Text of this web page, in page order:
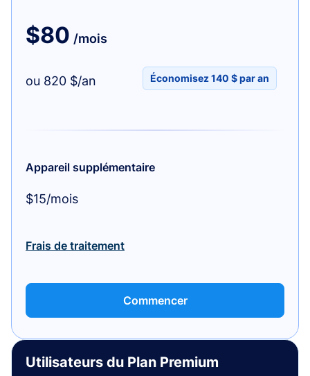
$80 /mois
ou 820 $/an Économisez 140 $ par an
Appareil supplémentaire
$15/mois
Frais de traitement
Commencer
Utilisateurs du Plan Premium